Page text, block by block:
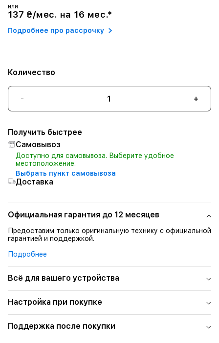
или
137 ₴/мес. на 16 мес.*
Подробнее про рассрочку
Количество
- +
Получить быстрее
Самовывоз
Доступно для самовывоза. Выберите удобное
местоположение.
Выбрать пункт самовывоза
Доставка
Официальная гарантия до 12 месяцев
Предоставим только оригинальную технику с официальной
гарантией и поддержкой.
Подробнее
Всё для вашего устройства
Настройка при покупке
Поддержка после покупки